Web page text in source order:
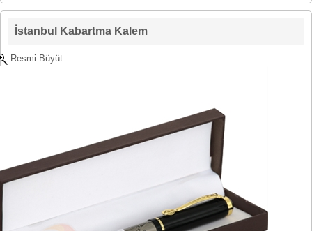
İstanbul Kabartma Kalem
Resmi Büyüt